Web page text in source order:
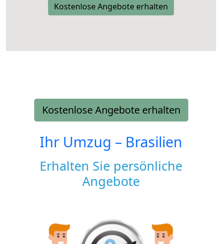
Kostenlose Angebote erhalten
Kostenlose Angebote erhalten
Ihr Umzug – Brasilien
Erhalten Sie persönliche
Angebote